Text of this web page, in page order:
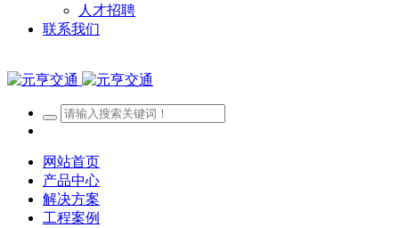
人才招聘
联系我们
网站首页
产品中心
解决方案
工程案例